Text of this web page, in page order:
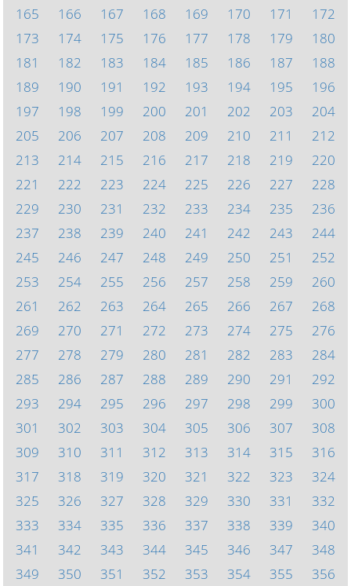
165
166 167 168 169 170 171
172
173
174 175 176 177 178 179
180
181
182 183 184 185 186 187
188
189
190 191 192 193 194 195
196
197
198 199 200 201 202 203
204
205
206 207 208 209 210 211
212
213
214 215 216 217 218 219
220
221
222 223 224 225 226 227
228
229
230 231 232 233 234 235
236
237
238 239 240 241 242 243
244
245
246 247 248 249 250 251
252
253
254 255 256 257 258 259
260
261
262 263 264 265 266 267
268
269
270 271 272 273 274 275
276
277
278 279 280 281 282 283
284
285
286 287 288 289 290 291
292
293
294 295 296 297 298 299
300
301
302 303 304 305 306 307
308
309
310 311 312 313 314 315
316
317
318 319 320 321 322 323
324
325
326 327 328 329 330 331
332
333
334 335 336 337 338 339
340
341
342 343 344 345 346 347
348
349
350 351 352 353 354 355 356